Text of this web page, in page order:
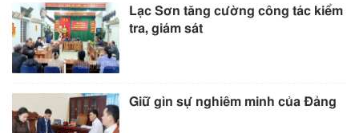
Lạc Sơn tăng cường công tác kiểm
tra, giám sát
Giữ gìn sự nghiêm minh của Đảng